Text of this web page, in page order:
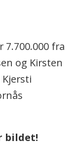
7.700.000 fra
og Kirsten
bildet!